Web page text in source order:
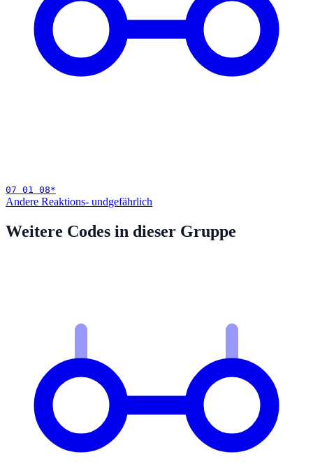
07 01 08*
Andere Reaktions- undgefährlich
Weitere Codes in dieser Gruppe